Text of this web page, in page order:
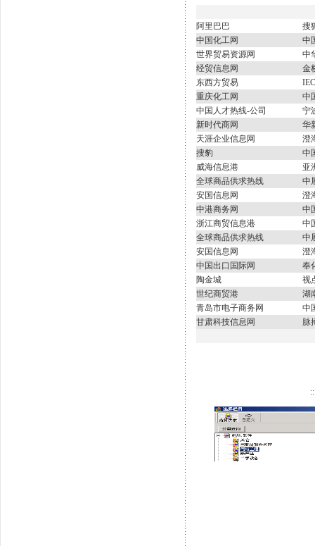
阿里巴巴
搜
中国化工网
中
世界贸易资源网
中
经贸信息网
金
东西方贸易
重庆化工网
中
中国人才热线-公司
宁
新时代商网
华
天涯企业信息网
澄
搜豹
中
威海信息港
亚
全球商品供求热线
中
安国信息网
澄
中港商务网
中
浙江商贸信息港
中
全球商品供求热线
中
安国信息网
澄
中国出口国际网
奉
陶金城
视
世纪商贸港
湖
青岛市电子商务网
中
甘肃科技信息网
脉